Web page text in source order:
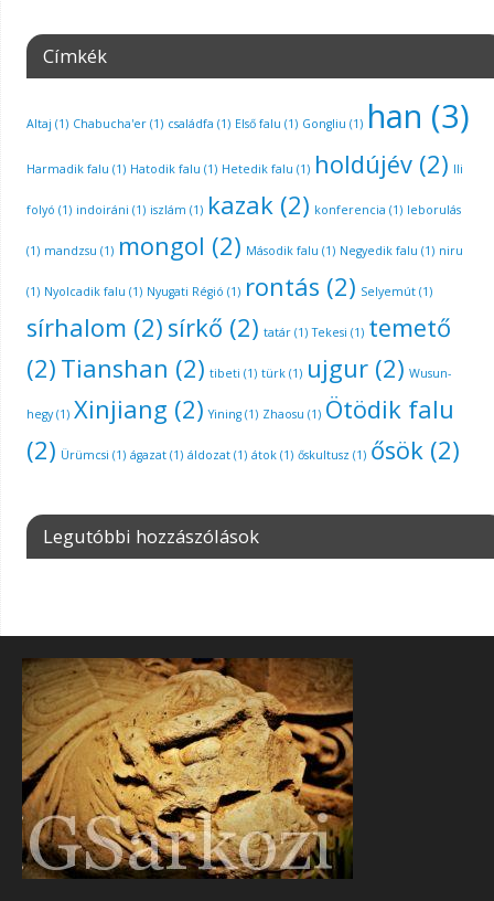
Címkék
Altaj (1) Chabucha'er(1) családfa (1) Első falu (1) Gongliu (1) han (3)
Harmadik falu (1) Hatodik falu (1) Hetedik falu (1) holdújév(2) Ili
folyó (1) indoiráni (1) iszlám (1) kazak(2) konferencia (1) leborulás
(1) mandzsu (1) mongol (2) Második falu (1) Negyedik falu (1) niru
(1) Nyolcadik falu (1) Nyugati Régió (1) rontás (2) Selyemút(1)
sírhalom (2) sírkő (2) tatár(1) Tekesi (1) temető
(2) Tianshan (2) tibeti (1) türk(1) ujgur(2) Wusun-
hegy(1) Xinjiang (2) Yining(1) Zhaosu (1) Ötödik falu
(2) Ürümcsi (1) ágazat(1) áldozat(1) átok(1) őskultusz (1) ősök(2)
Legutóbbi hozzászólások